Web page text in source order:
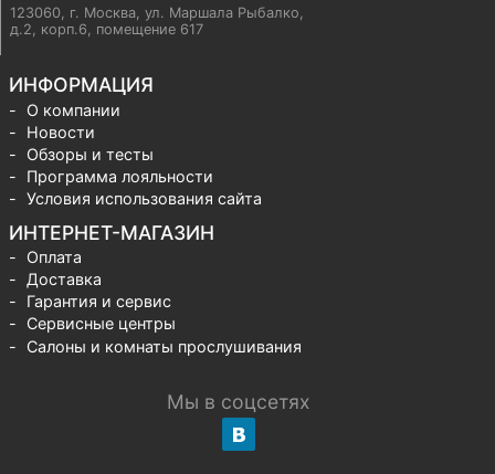
123060, г. Москва, ул. Маршала Рыбалко,
д.2, корп.6, помещение 617
ИНФОРМАЦИЯ
О компании
Новости
Обзоры и тесты
Программа лояльности
Условия использования сайта
ИНТЕРНЕТ-МАГАЗИН
Оплата
Доставка
Гарантия и сервис
Сервисные центры
Салоны и комнаты прослушивания
Мы в соцсетях